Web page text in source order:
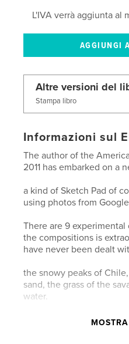
L'IVA verrà aggiunta al
Altre versioni del
Stampa libro
Informazioni sul
The author of the
2011 has embarked on a
a kind of Sketch Pad of
using photos from
There are 9
the compositions is
have never been dealt
the snowy peaks of
sand, the grass of the
water.
The constructions steps